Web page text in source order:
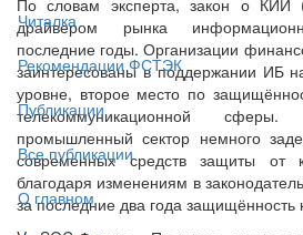
Читалка
Рекомендации ФСТЭК
Публикации
Все публикации
О главном
драйвером рынка
последние годы. Организации
заинтересованы в поддержании ИБ
уровне, второе место по
телекоммуникационной
промышленный сектор немного
современных средств защиты от
благодаря изменениям в
за последние два года защищённость